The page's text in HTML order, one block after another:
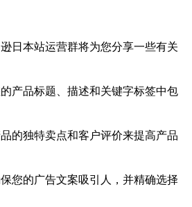
日本站运营群将为您分享一些有关
产品标题、描述和关键字标签中包
的独特卖点和客户评价来提高产品
您的广告文案吸引人，并精确选择